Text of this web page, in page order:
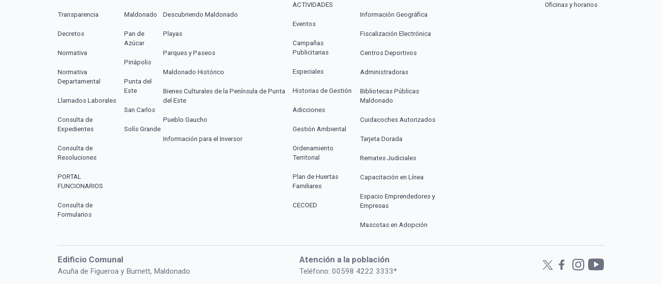
Transparencia
Decretos
Normativa
Normativa
Departamental
Llamados Laborales
Consulta de
Expedientes
Consulta de
Resoluciones
PORTAL
FUNCIONARIOS
Consulta de
Formularios
Maldonado
Pan de
Azúcar
Piriápolis
Punta del
Este
San Carlos
Solís Grande
Descubriendo Maldonado
Playas
Parques y Paseos
Maldonado Histórico
Bienes Culturales de la Península de Punta
del Este
Pueblo Gaucho
Información para el Inversor
ACTIVIDADES
Eventos
Campañas
Publicitarias
Especiales
Historias de Gestión
Adicciones
Gestión Ambiental
Ordenamiento
Territorial
Plan de Huertas
Familiares
CECOED
Información Geográfica
Fiscalización Electrónica
Centros Deportivos
Administradoras
Bibliotecas Públicas
Maldonado
Cuidacoches Autorizados
Tarjeta Dorada
Remates Judiciales
Capacitación en Línea
Espacio Emprendedores y
Empresas
Mascotas en Adopción
Oficinas y horarios
Edificio Comunal
Acuña de Figueroa y Burnett, Maldonado
Atención a la población
Teléfono: 00598 4222 3333*